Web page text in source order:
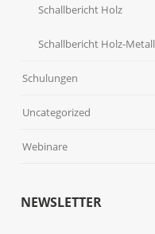
Schallbericht Holz
Schallbericht Holz-Metall
Schulungen
Uncategorized
Webinare
NEWSLETTER